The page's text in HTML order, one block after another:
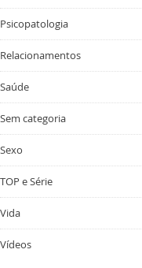
Psicopatologia
Relacionamentos
Saúde
Sem categoria
Sexo
TOP e Série
Vida
Vídeos